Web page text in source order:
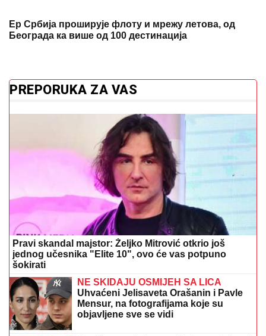
Ер Србија проширује флоту и мрежу летова, од
Београда ка више од 100 дестинација
PREPORUKA ZA VAS
Pravi skandal majstor: Željko Mitrović otkrio još
jednog učesnika "Elite 10", ovo će vas potpuno
šokirati
NE SKIDAJU OSMIJEH SA LICA
Uhvaćeni Jelisaveta Orašanin i Pavle
Mensur, na fotografijama koje su
objavljene sve se vidi